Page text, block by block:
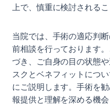
上で、慎重に検討されるこ
当院では、手術の適応判
前相談を行っております
づき、ご自身の目の状態
スクとベネフィットにつ
にご説明します。手術を
報提供と理解を深める機会